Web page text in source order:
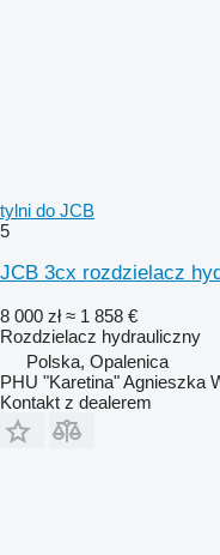
tylni do JCB
5
JCB 3cx rozdzielacz
8 000 zł ≈ 1 858 €
Rozdzielacz hydrauliczny
Polska, Opalenica
PHU "Karetina" Agnieszka
Kontakt z dealerem